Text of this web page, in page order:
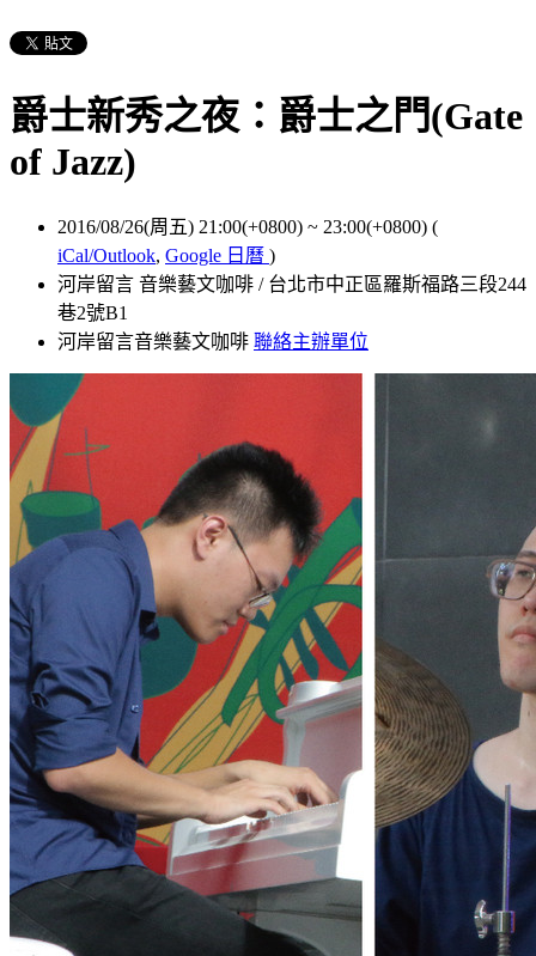
爵士新秀之夜：爵士之門(Gate
of Jazz)
2016/08/26(周五) 21:00(+0800) ~ 23:00(+0800) (
iCal/Outlook, Google 日曆 )
河岸留言 音樂藝文咖啡 / 台北市中正區羅斯福路三段244
巷2號B1
河岸留言音樂藝文咖啡 聯絡主辦單位